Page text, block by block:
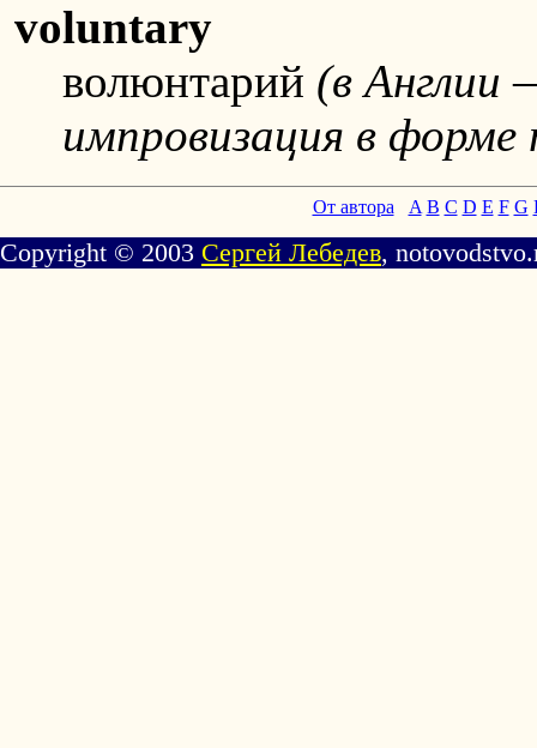
voluntary
волюнтарий (в Англии
импровизация в
От автора A B C D E F G
Copyright © 2003 Сергей Лебедев,